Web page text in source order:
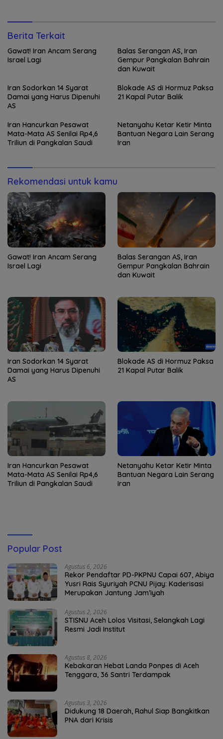
Berita Terkait
Gawat! Iran Ancam Serang
Israel Lagi
Balas Serangan AS, Iran
Gempur Pangkalan Bahrain
dan Kuwait
Iran Sodorkan 14 Syarat
Damai yang Harus Dipenuhi
AS
Blokade AS di Hormuz Paksa
21 Kapal Putar Balik
Iran Hancurkan Pesawat
Mata-Mata AS Senilai Rp4,6
Triliun di Pangkalan Saudi
Netanyahu Ketar Ketir Minta
Bantuan Negara Lain Serang
Iran
Rekomendasi untuk kamu
Gawat! Iran Ancam Serang
Israel Lagi
Balas Serangan AS, Iran
Gempur Pangkalan Bahrain
dan Kuwait
Iran Sodorkan 14 Syarat
Damai yang Harus Dipenuhi
AS
Blokade AS di Hormuz Paksa
21 Kapal Putar Balik
Iran Hancurkan Pesawat
Mata-Mata AS Senilai Rp4,6
Triliun di Pangkalan Saudi
Netanyahu Ketar Ketir Minta
Bantuan Negara Lain Serang
Iran
Popular Post
Agustus 6, 2026
Rekor Pendaftar PD-PKPNU Capai 607, Abiya
Yusri Rais Syuriyah PCNU Pijay: Kaderisasi
Merupakan Jantung Jam’iyah
Agustus 2, 2026
STISNU Aceh Lolos Visitasi, Selangkah Lagi
Resmi Jadi Institut
Agustus 8, 2026
Kebakaran Hebat Landa Ponpes di Aceh
Tenggara, 36 Santri Terdampak
Agustus 3, 2026
Didukung 18 Daerah, Rahul Siap Bangkitkan
PNA dari Krisis